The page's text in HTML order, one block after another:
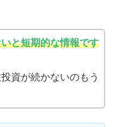
と短期的な情報です
資が続かないのもう